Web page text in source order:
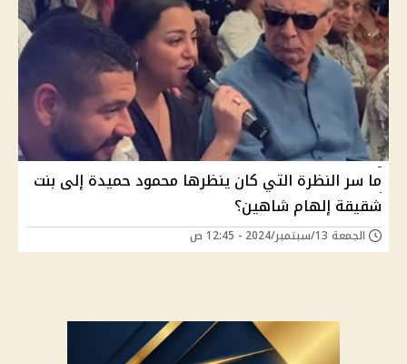
ما سر النظرة التي كان ينظرها محمود حميدة إلى بنت
شقيقة إلهام شاهين؟
الجمعة 13/سبتمبر/2024 - 12:45 ص